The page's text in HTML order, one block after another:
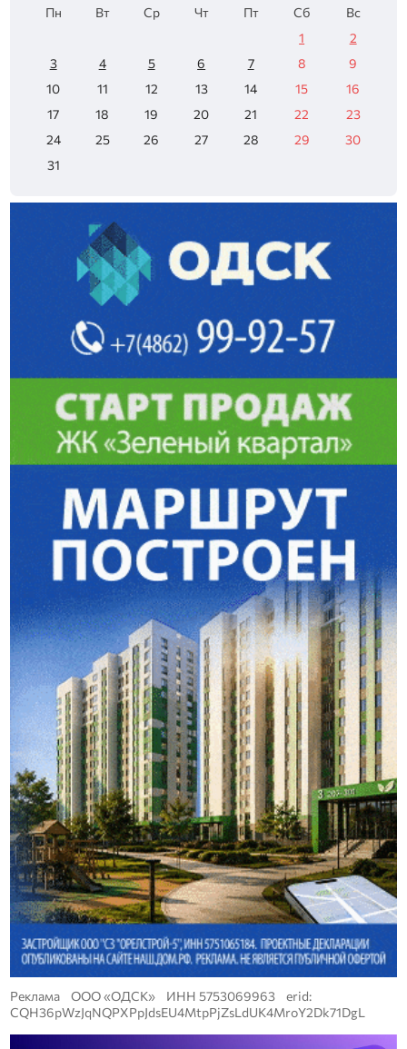
Пн Вт Ср Чт Пт Сб
Вс
1
2
3
4 5 6 7 8
9
10
11 12 13 14 15
16
17
18 19 20 21 22
23
24
25 26 27 28 29
30
31
Реклама ООО «ОДСК» ИНН 5753069963 erid:
CQH36pWzJqNQPXPpJdsEU4MtpPjZsLdUK4MroY2Dk71DgL